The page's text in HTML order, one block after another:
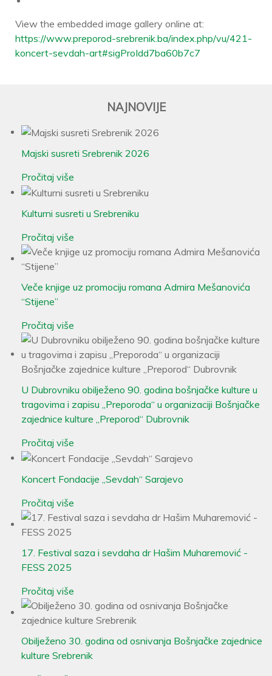
View the embedded image gallery online at:
https://www.preporod-srebrenik.ba/index.php/vu/421-
koncert-sevdah-art#sigProIdd7ba60b7c7
NAJNOVIJE
Majski susreti Srebrenik 2026
Pročitaj više
Kulturni susreti u Srebreniku
Pročitaj više
Veče knjige uz promociju romana Admira Mešanovića
“Stijene”
Pročitaj više
U Dubrovniku obilježeno 90. godina bošnjačke kulture u
tragovima i zapisu „Preporoda“ u organizaciji Bošnjačke
zajednice kulture „Preporod“ Dubrovnik
Pročitaj više
Koncert Fondacije „Sevdah“ Sarajevo
Pročitaj više
17. Festival saza i sevdaha dr Hašim Muharemović -
FESS 2025
Pročitaj više
Obilježeno 30. godina od osnivanja Bošnjačke zajednice
kulture Srebrenik